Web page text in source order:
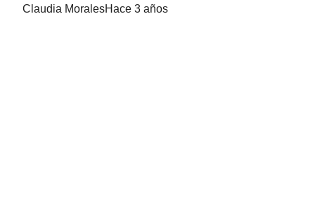
Claudia MoralesHace 3 años